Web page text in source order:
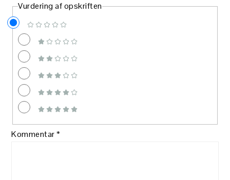
Vurdering af opskriften
Kommentar*